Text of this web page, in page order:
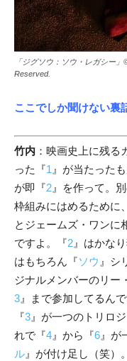
「ジグソウ：ソウ・レガシー
Reserved.
ここでしか聞けない裏
竹内 ：映画史上に残
った『1 』が当たった
が即『2 』を作って。
枠組みにはめるために
とジェームズ・ワンに
ですよ。『2 』はかな
はもちろん『ソウ 』シ
ジナルメンバーのリー
3 』まで参加してるん
『3 』が一つのトリロ
れで『4 』から『6 』が
ル 』が付け足し（笑）